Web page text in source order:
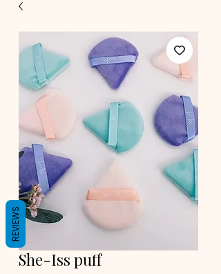
She-Iss puff
REVIEWS